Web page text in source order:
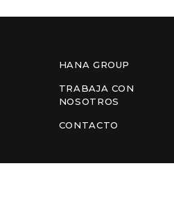
HANA GROUP
TRABAJA CON
NOSOTROS
CONTACTO